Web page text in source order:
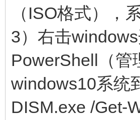
（ISO格式），
3）右击
PowerShell（管
windows10系统
DISM.exe /Get-